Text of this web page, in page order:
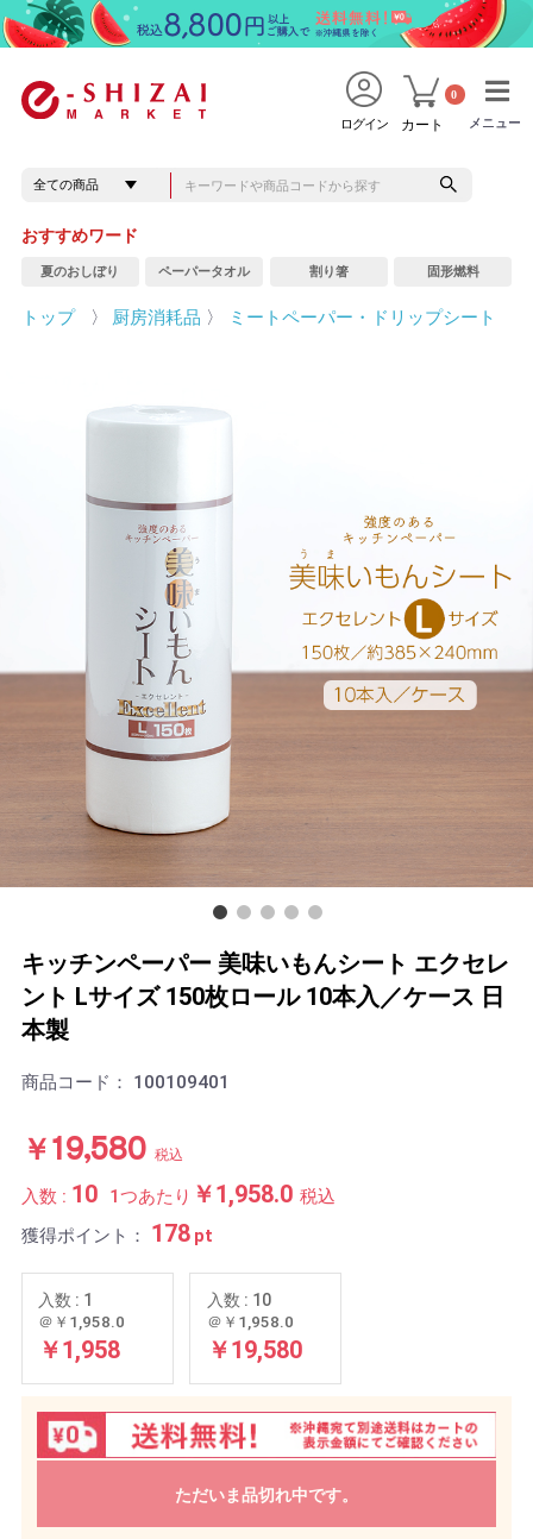
メニュー
メニュー
ログイン カート
0
おすすめワード
夏のおしぼり ペーパータオル 割り箸 固形燃料
トップ 〉 厨房消耗品 〉 ミートペーパー・ドリップシート
キッチンペーパー 美味いもんシート エクセレ
ント Lサイズ 150枚ロール 10本入／ケース 日
本製
商品コード： 100109401
￥19,580 税込
入数 : 10 1つあたり ￥1,958.0 税込
獲得ポイント： 178 pt
入数 : 1
＠￥1,958.0
￥1,958
入数 : 10
＠￥1,958.0
￥19,580
ただいま品切れ中です。